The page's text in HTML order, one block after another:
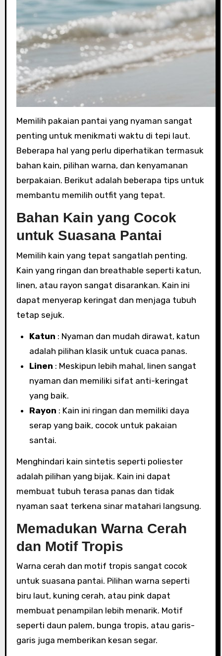
Memilih pakaian pantai yang nyaman sangat
penting untuk menikmati waktu di tepi laut.
Beberapa hal yang perlu diperhatikan termasuk
bahan kain, pilihan warna, dan kenyamanan
berpakaian. Berikut adalah beberapa tips untuk
membantu memilih outfit yang tepat.
Bahan Kain yang Cocok
untuk Suasana Pantai
Memilih kain yang tepat sangatlah penting.
Kain yang ringan dan breathable seperti katun,
linen, atau rayon sangat disarankan. Kain ini
dapat menyerap keringat dan menjaga tubuh
tetap sejuk.
Katun : Nyaman dan mudah dirawat, katun
adalah pilihan klasik untuk cuaca panas.
Linen : Meskipun lebih mahal, linen sangat
nyaman dan memiliki sifat anti-keringat
yang baik.
Rayon : Kain ini ringan dan memiliki daya
serap yang baik, cocok untuk pakaian
santai.
Menghindari kain sintetis seperti poliester
adalah pilihan yang bijak. Kain ini dapat
membuat tubuh terasa panas dan tidak
nyaman saat terkena sinar matahari langsung.
Memadukan Warna Cerah
dan Motif Tropis
Warna cerah dan motif tropis sangat cocok
untuk suasana pantai. Pilihan warna seperti
biru laut, kuning cerah, atau pink dapat
membuat penampilan lebih menarik. Motif
seperti daun palem, bunga tropis, atau garis-
garis juga memberikan kesan segar.